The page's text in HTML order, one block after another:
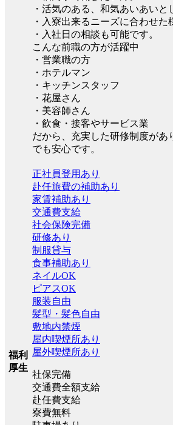
・活気のある、和気あいあいと
・入寮出来るニーズに合わせた
・入社日の相談も可能です。
こんな前職の方が活躍中
・営業職の方
・ホテルマン
・キッチンスタッフ
・花屋さん
・美容師さん
・飲食・接客やサービス業
だから、充実した研修制度があ
でも安心です。
福利
厚生
正社員登用あり
赴任旅費の補助あり
家賃補助あり
交通費支給
社会保険完備
研修あり
制服貸与
食事補助あり
ネイルOK
ピアスOK
服装自由
髪型・髪色自由
敷地内禁煙
屋内喫煙所あり
屋外喫煙所あり
社保完備
交通費全額支給
赴任費支給
寮費無料